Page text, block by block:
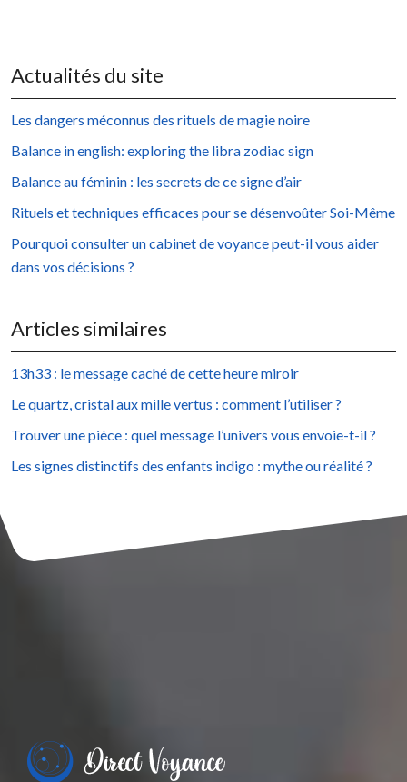
Actualités du site
Les dangers méconnus des rituels de magie noire
Balance in english: exploring the libra zodiac sign
Balance au féminin : les secrets de ce signe d’air
Rituels et techniques efficaces pour se désenvoûter Soi-Même
Pourquoi consulter un cabinet de voyance peut-il vous aider
dans vos décisions ?
Articles similaires
13h33 : le message caché de cette heure miroir
Le quartz, cristal aux mille vertus : comment l’utiliser ?
Trouver une pièce : quel message l’univers vous envoie-t-il ?
Les signes distinctifs des enfants indigo : mythe ou réalité ?